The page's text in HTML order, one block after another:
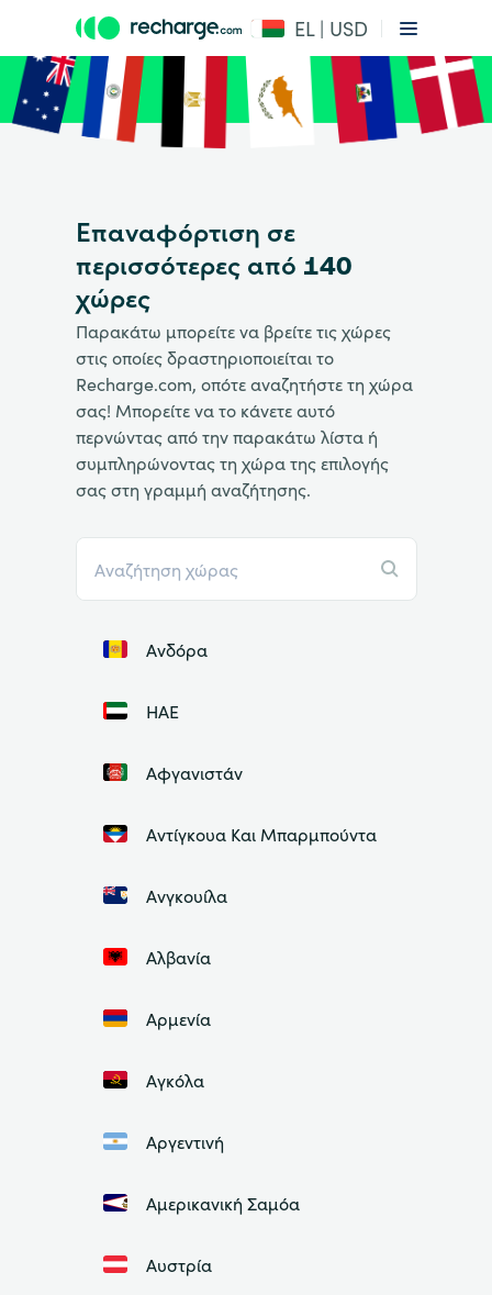
EL | USD
Επαναφόρτιση σε
περισσότερες από 140
χώρες
Παρακάτω μπορείτε να βρείτε τις χώρες
στις οποίες δραστηριοποιείται το
Recharge.com, οπότε αναζητήστε τη χώρα
σας! Μπορείτε να το κάνετε αυτό
περνώντας από την παρακάτω λίστα ή
συμπληρώνοντας τη χώρα της επιλογής
σας στη γραμμή αναζήτησης.
Ανδόρα
ΗΑΕ
Αφγανιστάν
Αντίγκουα Και Μπαρμπούντα
Ανγκουίλα
Αλβανία
Αρμενία
Αγκόλα
Αργεντινή
Αμερικανική Σαμόα
Αυστρία